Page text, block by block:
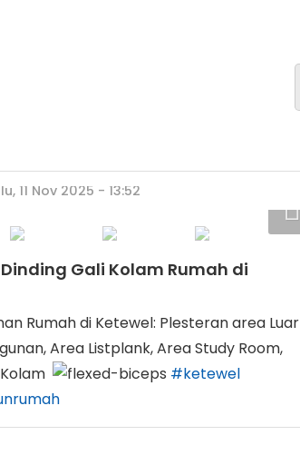
11 Nov 2025 - 13:52
Gali Kolam Rumah di
Rumah di Ketewel: Plesteran area Luar
Area Listplank, Area Study Room,
#ketewel